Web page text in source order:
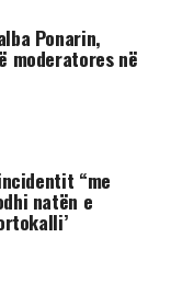
Ponarin,
moderatores në
“me
natën e